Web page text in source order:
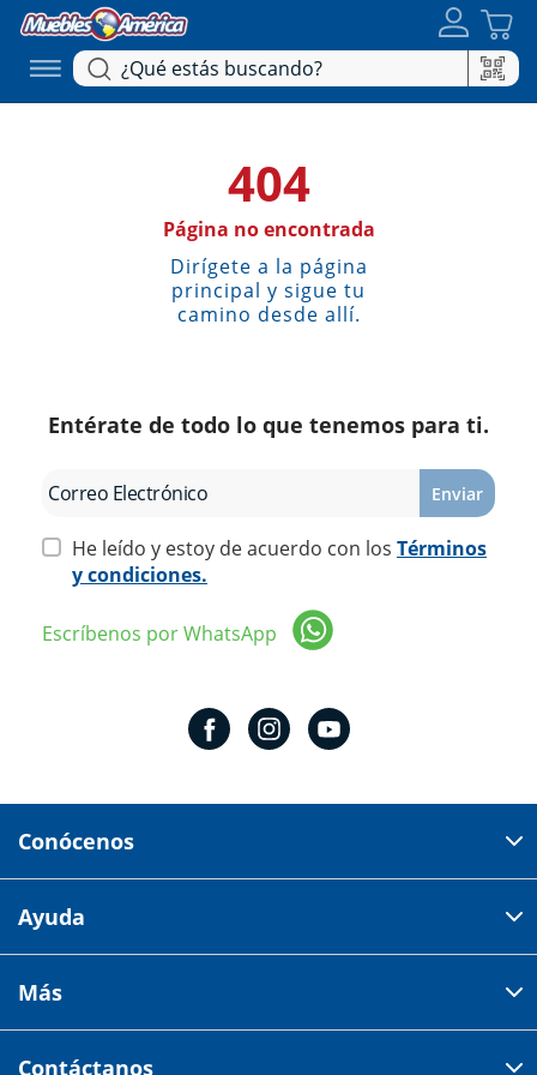
404
Página no encontrada
Dirígete a la página
principal y sigue tu
camino desde allí.
Entérate de todo lo que tenemos para ti.
Enviar
He leído y estoy de acuerdo con los Términos
y condiciones.
Escríbenos por WhatsApp
Conócenos
Av 18 de marzo # 309. Colonia la Nogalera.
Tiendas
Ayuda
Centro de ayuda
Más
Contáctanos